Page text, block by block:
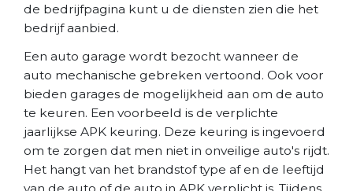
de bedrijfpagina kunt u de diensten zien die het
bedrijf aanbied.
Een auto garage wordt bezocht wanneer de
auto mechanische gebreken vertoond. Ook voor
bieden garages de mogelijkheid aan om de auto
te keuren. Een voorbeeld is de verplichte
jaarlijkse APK keuring. Deze keuring is ingevoerd
om te zorgen dat men niet in onveilige auto's rijdt.
Het hangt van het brandstof type af en de leeftijd
van de auto of de auto in APK verplicht is. Tijdens